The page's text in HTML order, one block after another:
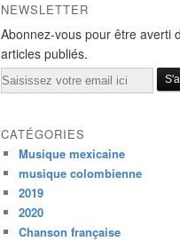
NEWSLETTER
Abonnez-vous pour être averti
articles publiés.
Email
CATÉGORIES
Musique mexicaine
musique colombienne
2019
2020
Chanson française